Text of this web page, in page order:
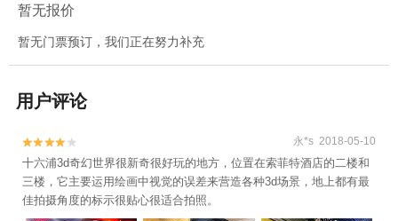
暂无报价
暂无门票预订，我们正在努力补充
用户评论

 永*s 2018-05-10
十六浦3d奇幻世界很新奇很好玩的地方，位置在索菲特酒店的二楼和
三楼，它主要运用绘画中视觉的误差来营造各种3d场景，地上都有最
佳拍摄角度的标示很贴心很适合拍照。